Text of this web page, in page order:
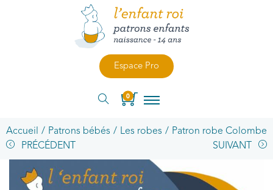
Espace Pro
0
Accueil / Patrons bébés / Les robes / Patron robe Colombe
PRÉCÉDENT
SUIVANT